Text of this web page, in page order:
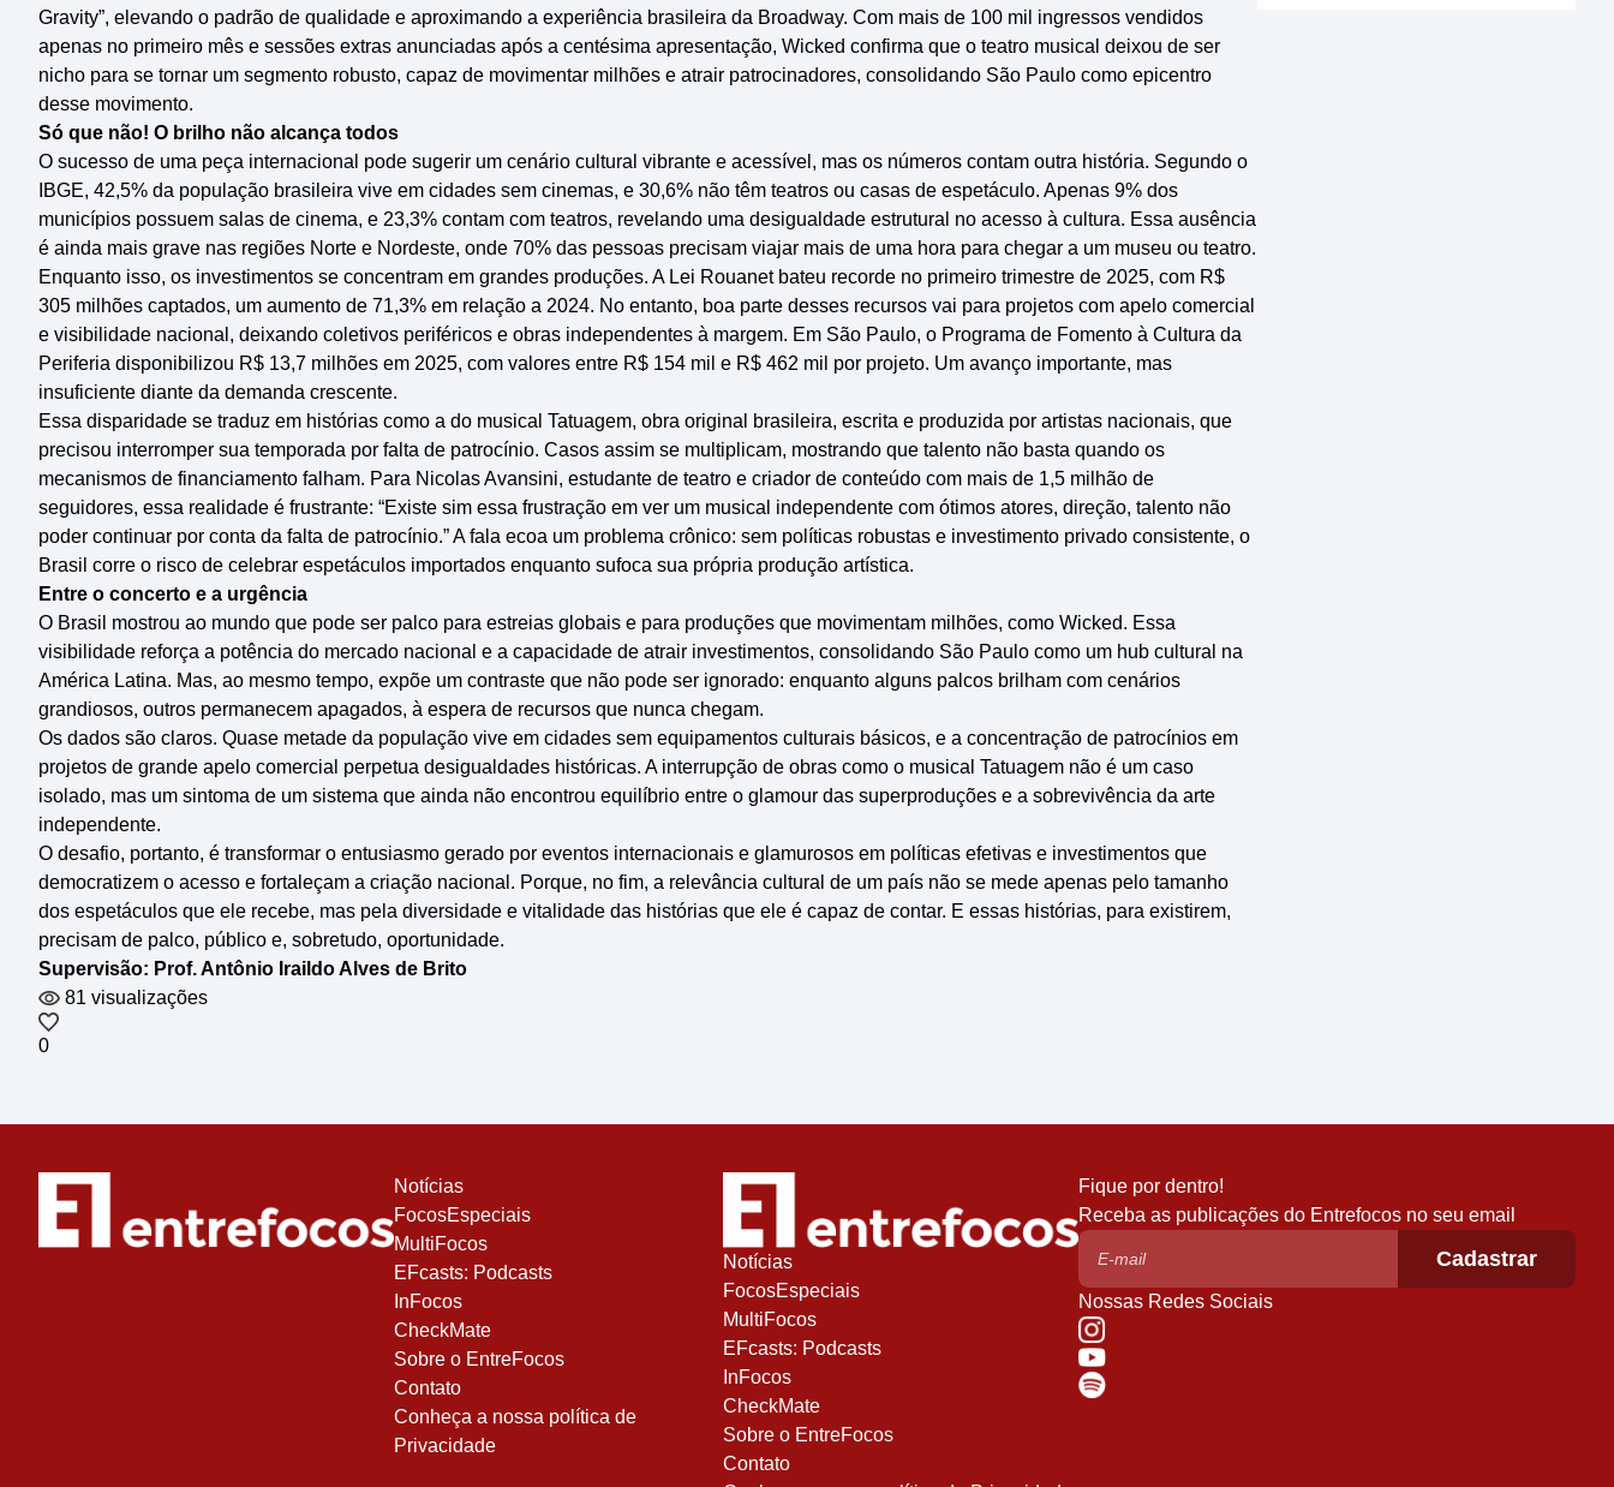
Gravity”, elevando o padrão de qualidade e aproximando a experiência brasileira da Broadway. Com mais de 100 mil ingressos vendidos
apenas no primeiro mês e sessões extras anunciadas após a centésima apresentação, Wicked confirma que o teatro musical deixou de ser
nicho para se tornar um segmento robusto, capaz de movimentar milhões e atrair patrocinadores, consolidando São Paulo como epicentro
desse movimento.
Só que não! O brilho não alcança todos
O sucesso de uma peça internacional pode sugerir um cenário cultural vibrante e acessível, mas os números contam outra história. Segundo o
IBGE, 42,5% da população brasileira vive em cidades sem cinemas, e 30,6% não têm teatros ou casas de espetáculo. Apenas 9% dos
municípios possuem salas de cinema, e 23,3% contam com teatros, revelando uma desigualdade estrutural no acesso à cultura. Essa ausência
é ainda mais grave nas regiões Norte e Nordeste, onde 70% das pessoas precisam viajar mais de uma hora para chegar a um museu ou teatro.
Enquanto isso, os investimentos se concentram em grandes produções. A Lei Rouanet bateu recorde no primeiro trimestre de 2025, com R$
305 milhões captados, um aumento de 71,3% em relação a 2024. No entanto, boa parte desses recursos vai para projetos com apelo comercial
e visibilidade nacional, deixando coletivos periféricos e obras independentes à margem. Em São Paulo, o Programa de Fomento à Cultura da
Periferia disponibilizou R$ 13,7 milhões em 2025, com valores entre R$ 154 mil e R$ 462 mil por projeto. Um avanço importante, mas
insuficiente diante da demanda crescente.
Essa disparidade se traduz em histórias como a do musical Tatuagem, obra original brasileira, escrita e produzida por artistas nacionais, que
precisou interromper sua temporada por falta de patrocínio. Casos assim se multiplicam, mostrando que talento não basta quando os
mecanismos de financiamento falham. Para Nicolas Avansini, estudante de teatro e criador de conteúdo com mais de 1,5 milhão de
seguidores, essa realidade é frustrante: “Existe sim essa frustração em ver um musical independente com ótimos atores, direção, talento não
poder continuar por conta da falta de patrocínio.” A fala ecoa um problema crônico: sem políticas robustas e investimento privado consistente, o
Brasil corre o risco de celebrar espetáculos importados enquanto sufoca sua própria produção artística.
Entre o concerto e a urgência
O Brasil mostrou ao mundo que pode ser palco para estreias globais e para produções que movimentam milhões, como Wicked. Essa
visibilidade reforça a potência do mercado nacional e a capacidade de atrair investimentos, consolidando São Paulo como um hub cultural na
América Latina. Mas, ao mesmo tempo, expõe um contraste que não pode ser ignorado: enquanto alguns palcos brilham com cenários
grandiosos, outros permanecem apagados, à espera de recursos que nunca chegam.
Os dados são claros. Quase metade da população vive em cidades sem equipamentos culturais básicos, e a concentração de patrocínios em
projetos de grande apelo comercial perpetua desigualdades históricas. A interrupção de obras como o musical Tatuagem não é um caso
isolado, mas um sintoma de um sistema que ainda não encontrou equilíbrio entre o glamour das superproduções e a sobrevivência da arte
independente.
O desafio, portanto, é transformar o entusiasmo gerado por eventos internacionais e glamurosos em políticas efetivas e investimentos que
democratizem o acesso e fortaleçam a criação nacional. Porque, no fim, a relevância cultural de um país não se mede apenas pelo tamanho
dos espetáculos que ele recebe, mas pela diversidade e vitalidade das histórias que ele é capaz de contar. E essas histórias, para existirem,
precisam de palco, público e, sobretudo, oportunidade.
Supervisão: Prof. Antônio Iraildo Alves de Brito
81 visualizações
0
Notícias
FocosEspeciais
MultiFocos
EFcasts: Podcasts
InFocos
CheckMate
Sobre o EntreFocos
Contato
Conheça a nossa política de
Privacidade
Notícias
FocosEspeciais
MultiFocos
EFcasts: Podcasts
InFocos
CheckMate
Sobre o EntreFocos
Contato
Fique por dentro!
Receba as publicações do Entrefocos no seu email
Nossas Redes Sociais